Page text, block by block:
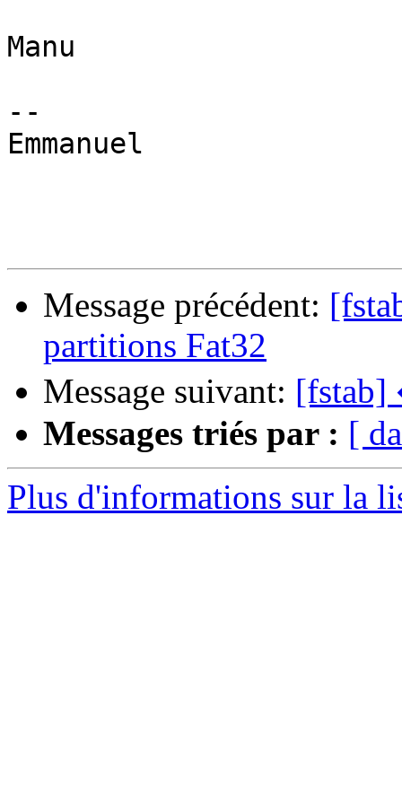
Manu
--
Emmanuel
Message précédent:
partitions Fat32
Message suivant: [fstab]
Messages triés par : [
Plus d'informations sur la